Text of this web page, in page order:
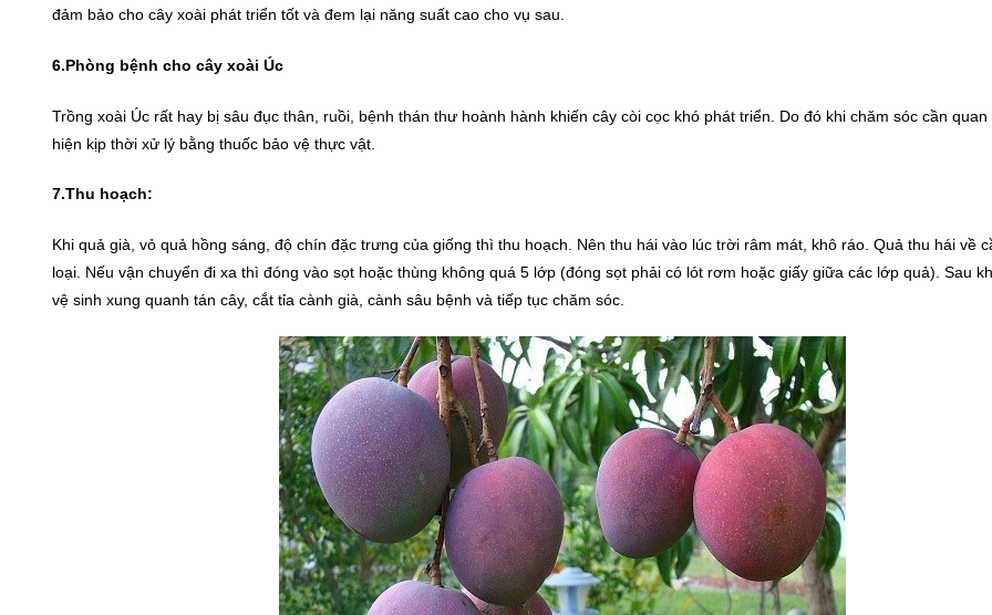
đảm bảo cho cây xoài phát triển tốt và đem lại năng suất cao cho vụ sau.
6.Phòng bệnh cho cây xoài Úc
Trồng xoài Úc rất hay bị sâu đục thân, ruồi, bệnh thán thư hoành hành khiến cây còi cọc khó phát triển. Do đó khi chăm sóc cần quan
hiện kịp thời xử lý bằng thuốc bảo vệ thực vật.
7.Thu hoạch:
Khi quả già, vỏ quả hồng sáng, độ chín đặc trưng của giống thì thu hoạch. Nên thu hái vào lúc trời râm mát, khô ráo. Quả thu hái về
loại. Nếu vận chuyển đi xa thì đóng vào sọt hoặc thùng không quá 5 lớp (đóng sọt phải có lót rơm hoặc giấy giữa các lớp quả). Sau
vệ sinh xung quanh tán cây, cắt tỉa cành già, cành sâu bệnh và tiếp tục chăm sóc.